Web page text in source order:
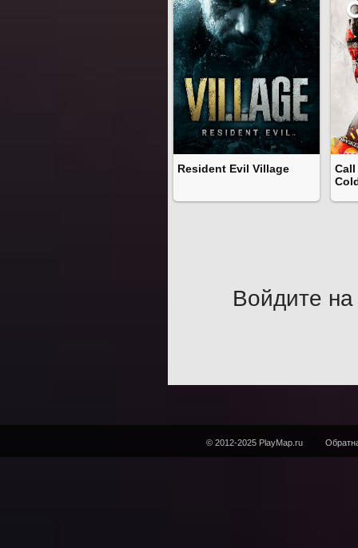
Resident Evil Village
Войдите на
© 2012-2025 PlayMap.ru